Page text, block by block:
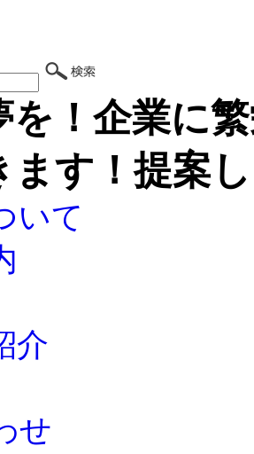
を！企業に
ます！提案
いて
介
せ